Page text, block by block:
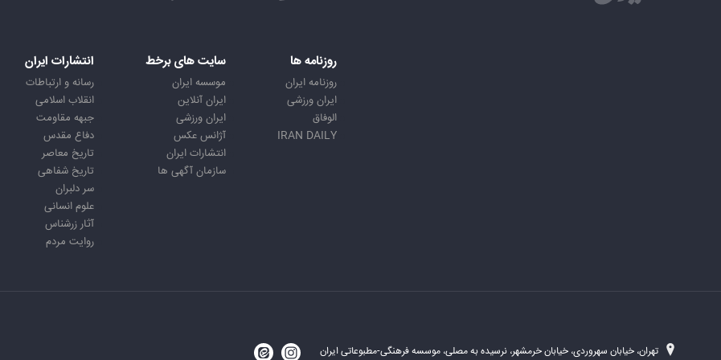
روزنامه ها
روزنامه ایران
ایران ورزشی
الوفاق
IRAN DAILY
سایت های برخط
موسسه ایران
ایران آنلاین
ایران ورزشی
آژانس عکس
انتشارات ایران
سازمان آگهی ها
انتشارات ایران
رسانه و ارتباطات
انقلاب اسلامی
جبهه مقاومت
دفاع مقدس
تاریخ معاصر
تاریخ شفاهی
سر دلبران
علوم انسانی
آثار زرشناس
روایت مردم
تهران، خیابان سهروردی، خیابان خرمشهر، نرسیده به مصلی، موسسه فرهنگی-مطبوعاتی ایران